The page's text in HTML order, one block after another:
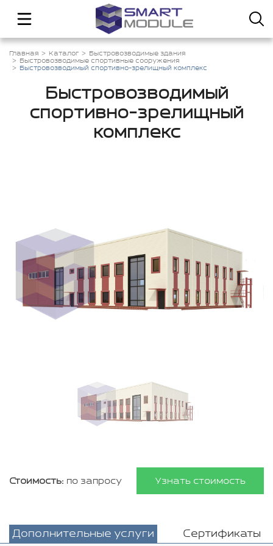
Главная Каталог
Быстровозводимые здания
Быстровозводимые спортивные сооружения
Быстровозводимый спортивно-зрелищный комплекс
Быстровозводимый
спортивно-зрелищный
комплекс
Стоимость: по запросу Узнать стоимость
Дополнительные услуги Сертификаты